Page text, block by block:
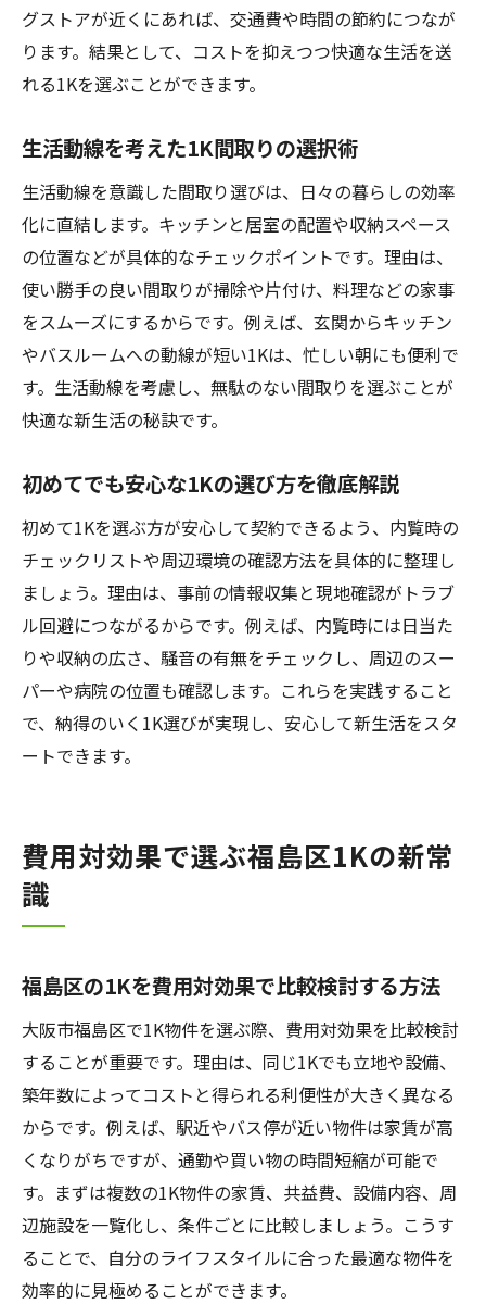
グストアが近くにあれば、交通費や時間の節約につなが
ります。結果として、コストを抑えつつ快適な生活を送
れる1Kを選ぶことができます。
生活動線を考えた1K間取りの選択術
生活動線を意識した間取り選びは、日々の暮らしの効率
化に直結します。キッチンと居室の配置や収納スペース
の位置などが具体的なチェックポイントです。理由は、
使い勝手の良い間取りが掃除や片付け、料理などの家事
をスムーズにするからです。例えば、玄関からキッチン
やバスルームへの動線が短い1Kは、忙しい朝にも便利で
す。生活動線を考慮し、無駄のない間取りを選ぶことが
快適な新生活の秘訣です。
初めてでも安心な1Kの選び方を徹底解説
初めて1Kを選ぶ方が安心して契約できるよう、内覧時の
チェックリストや周辺環境の確認方法を具体的に整理し
ましょう。理由は、事前の情報収集と現地確認がトラブ
ル回避につながるからです。例えば、内覧時には日当た
りや収納の広さ、騒音の有無をチェックし、周辺のスー
パーや病院の位置も確認します。これらを実践すること
で、納得のいく1K選びが実現し、安心して新生活をスタ
ートできます。
費用対効果で選ぶ福島区1Kの新常
識
福島区の1Kを費用対効果で比較検討する方法
大阪市福島区で1K物件を選ぶ際、費用対効果を比較検討
することが重要です。理由は、同じ1Kでも立地や設備、
築年数によってコストと得られる利便性が大きく異なる
からです。例えば、駅近やバス停が近い物件は家賃が高
くなりがちですが、通勤や買い物の時間短縮が可能で
す。まずは複数の1K物件の家賃、共益費、設備内容、周
辺施設を一覧化し、条件ごとに比較しましょう。こうす
ることで、自分のライフスタイルに合った最適な物件を
効率的に見極めることができます。